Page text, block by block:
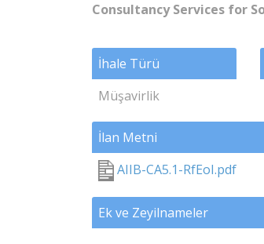
Consultancy Services for
İhale Türü
Müşavirlik
İlan Metni
AIIB-CA5.1-RfEoI.pdf
Ek ve Zeyilnameler